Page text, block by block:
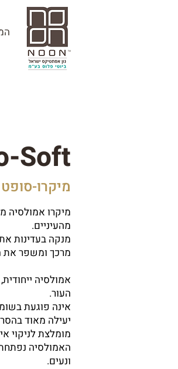
Soft
מיקרו-
מיקרו אמולסיה
מהעיניים.
מנקה בעדינות
מרכך ומשפר את
אמולסיה
העור.
אינה פוגעת
יעילה מאוד
מומלצת לניקוי
האמולסיה
ונעים.